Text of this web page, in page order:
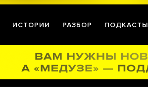
ИСТОРИИ РАЗБОР ПОДКАСТЫ